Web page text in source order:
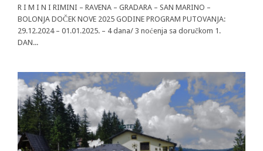
R I M I N I RIMINI – RAVENA – GRADARA – SAN MARINO –
BOLONJA DOČEK NOVE 2025 GODINE PROGRAM PUTOVANJA:
29.12.2024 – 01.01.2025. – 4 dana/ 3 noćenja sa doručkom 1.
DAN...